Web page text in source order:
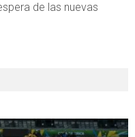
de las nuevas